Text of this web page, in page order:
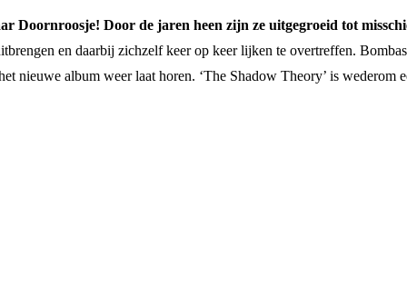
Doornroosje! Door de jaren heen zijn ze uitgegroeid tot
en daarbij zichzelf keer op keer lijken te overtreffen.
nieuwe album weer laat horen. ‘The Shadow Theory’ is wederom